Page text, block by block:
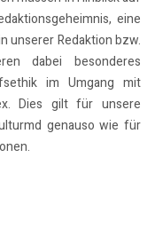
eine
unserer Redaktion bzw.
dabei besonderes
im Umgang mit
Dies gilt für unsere
genauso wie für